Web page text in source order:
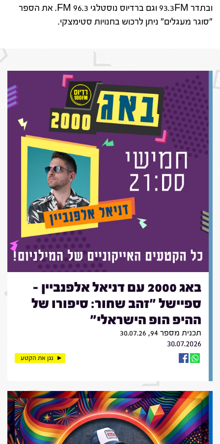
ובתדר 93.3FM וגם ברדיוס נוסטלגי 96.3 FM. את הספר
"סוגר מעגלים" ניתן לרכוש בחנויות סטימצקי.
באג 2000 עם דניאל אלפנביין -
ספיישל "זהב שחור: סיפורו של
ההיפ הופ הישראלי"
תכנית מספר 94, 30.07.26
30.07.2026
נגן את הקטע